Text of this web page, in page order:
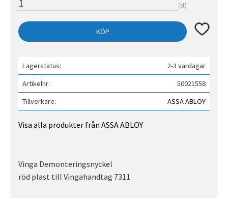
st
KÖP Lägg till
Lagerstatus
2-3 vardagar
Artikelnr
50021558
Tillverkare
ASSA ABLOY
Visa alla produkter från ASSA ABLOY
Vinga Demonteringsnyckel
röd plast till Vingahandtag 7311